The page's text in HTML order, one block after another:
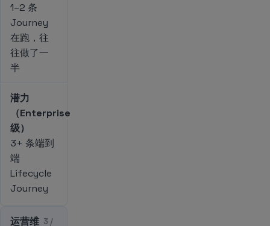
1–2 条
Journey
在跑，往
往做了一
半
潜力
（Enterprise
级）
3+ 条端到
端
Lifecycle
Journey
运营维 3 /